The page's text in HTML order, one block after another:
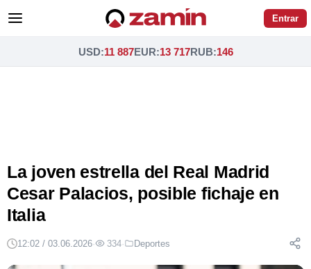
Entrar
USD:11 887EUR:13 717RUB:146
La joven estrella del Real Madrid
Cesar Palacios, posible fichaje en
Italia
12:02 / 03.06.2026· 334· Deportes